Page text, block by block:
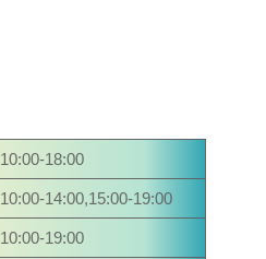
10:00-18:00
10:00-14:00,15:00-19:00
10:00-19:00